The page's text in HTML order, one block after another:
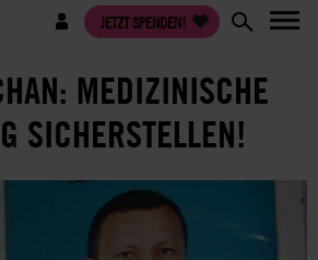
JETZT SPENDEN!
MEDIZINISCHE
SICHERSTELLEN!